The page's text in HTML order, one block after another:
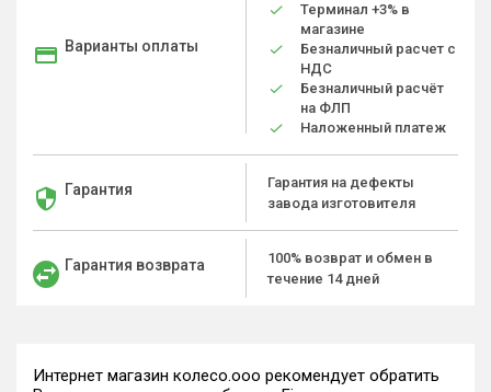
Варианты оплаты
Терминал +3% в
магазине
Безналичный расчет с
НДС
Безналичный расчёт
на ФЛП
Наложенный платеж
Гарантия
Гарантия на дефекты
завода изготовителя
Гарантия возврата
100% возврат и обмен в
течение 14 дней
Интернет магазин колесо.ооо рекомендует обратить